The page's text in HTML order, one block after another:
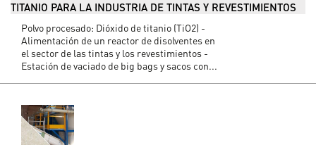
TITANIO PARA LA INDUSTRIA DE TINTAS Y REVESTIMIENTOS
Polvo procesado: Dióxido de titanio (TiO2) -
Alimentación de un reactor de disolventes en
el sector de las tintas y los revestimientos -
Estación de vaciado de big bags y sacos con...